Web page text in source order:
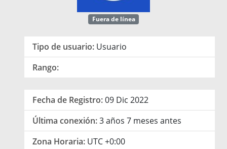
Fuera de línea
Tipo de usuario: Usuario
Rango:
Fecha de Registro:09 Dic 2022
Última conexión:3 años 7 meses antes
Zona Horaria: UTC +0:00